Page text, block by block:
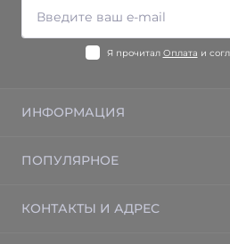
Я прочитал Оплата и
ИНФОРМАЦИЯ
Отзывы
Возврат товара
ПОПУЛЯРНОЕ
Электрорадиаторы BRAVO
КОНТАКТЫ И АДРЕС